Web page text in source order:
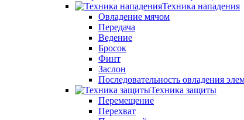
Техника нападения
Овладение мячом
Передача
Ведение
Бросок
Финт
Заслон
Последовательность овладения
Техника защиты
Перемещение
Перехват